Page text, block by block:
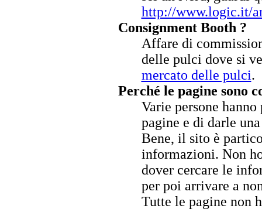
http://www.logic.it/
Consignment Booth ?
Affare di
delle pulci dove si
mercato delle pulci.
Perché le pagine sono
Varie persone
pagine e di darle
Bene, il sito è
informazioni. Non
dover cercare le
per poi arrivare a
Tutte le pagine non